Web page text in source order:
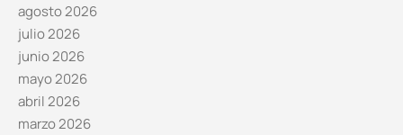
agosto 2026
julio 2026
junio 2026
mayo 2026
abril 2026
marzo 2026